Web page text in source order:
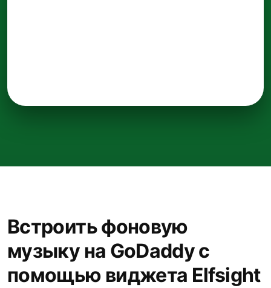
Встроить фоновую
музыку на GoDaddy с
помощью виджета Elfsight